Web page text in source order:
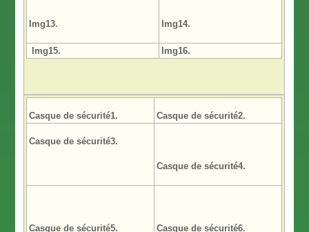
Img13. Img14.
Img15. Img16.
Casque de sécurité1. Casque de sécurité2.
Casque de sécurité3.
Casque de sécurité4.
Casque de sécurité5. Casque de sécurité6.